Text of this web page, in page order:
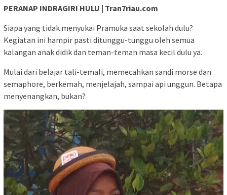
PERANAP INDRAGIRI HULU | Tran7riau.com
Siapa yang tidak menyukai Pramuka saat sekolah dulu?
Kegiatan ini hampir pasti ditunggu-tunggu oleh semua
kalangan anak didik dan teman-teman masa kecil dulu ya.
Mulai dari belajar tali-temali, memecahkan sandi morse dan
semaphore, berkemah, menjelajah, sampai api unggun. Betapa
menyenangkan, bukan?